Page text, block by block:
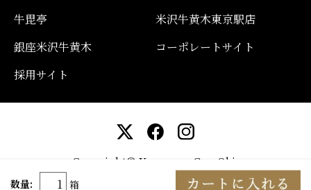
数量: 箱
牛毘亭
米沢牛黄木東京駅店
銀座米沢牛黄木
コーポレートサイト
採用サイト
Copyright© YonezawaGyu Oki.
All rights reserved.